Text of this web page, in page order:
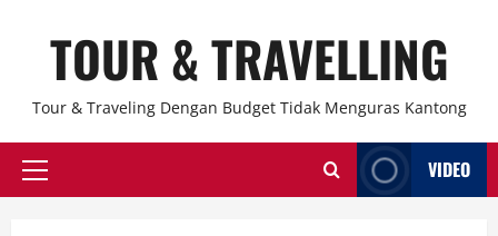
TOUR & TRAVELLING
Tour & Traveling Dengan Budget Tidak Menguras Kantong
Primary
VIDEO